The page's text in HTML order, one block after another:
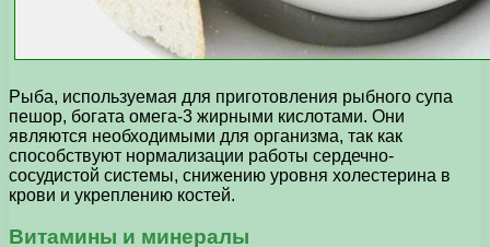
Рыба, используемая для приготовления рыбного супа
пешор, богата омега-3 жирными кислотами. Они
являются необходимыми для организма, так как
способствуют нормализации работы сердечно-
сосудистой системы, снижению уровня холестерина в
крови и укреплению костей.
Витамины и минералы